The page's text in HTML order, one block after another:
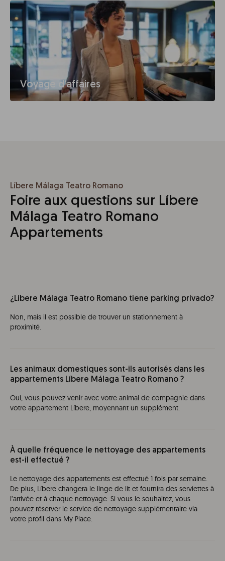
Voyage d'affaires
Líbere Málaga Teatro Romano
Foire aux questions sur Líbere
Málaga Teatro Romano
Appartements
¿Líbere Málaga Teatro Romano tiene parking privado?
Non, mais il est possible de trouver un stationnement à
proximité.
Les animaux domestiques sont-ils autorisés dans les
appartements Líbere Málaga Teatro Romano ?
Oui, vous pouvez venir avec votre animal de compagnie dans
votre appartement Líbere, moyennant un supplément.
À quelle fréquence le nettoyage des appartements
est-il effectué ?
Le nettoyage des appartements est effectué 1 fois par semaine.
De plus, Líbere changera le linge de lit et fournira des serviettes à
l’arrivée et à chaque nettoyage. Si vous le souhaitez, vous
pouvez réserver le service de nettoyage supplémentaire via
votre profil dans My Place.